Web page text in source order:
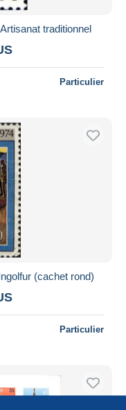
traditionnel
Particulier
(cachet rond)
Particulier